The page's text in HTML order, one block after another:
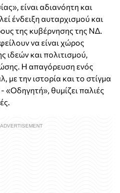
είναι αδιανόητη και
ένδειξη αυταρχισμού και
της κυβέρνησης της ΝΔ.
να είναι χώρος
ιδεών και πολιτισμού,
Η απαγόρευση ενός
με την ιστορία και το στίγμα
θυμίζει παλιές